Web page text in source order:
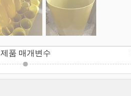
제품 매개변수